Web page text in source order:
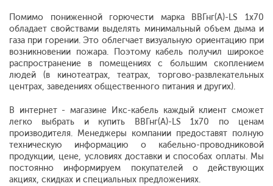
Помимо пониженной горючести марка ВВГнг(А)-LS 1х70
обладает свойствами выделять минимальный объем дыма и
газа при горении. Это облегчает визуальную ориентацию при
возникновении пожара. Поэтому кабель получил широкое
распространение в помещениях с большим скоплением
людей (в кинотеатрах, театрах, торгово-развлекательных
центрах, заведениях общественного питания и других).
В интернет - магазине Икс-кабель каждый клиент сможет
легко выбрать и купить ВВГнг(А)-LS 1х70 по ценам
производителя. Менеджеры компании предоставят полную
техническую информацию о кабельно-проводниковой
продукции, цене, условиях доставки и способах оплаты. Мы
постоянно информируем покупателей о действующих
акциях, скидках и специальных предложениях.